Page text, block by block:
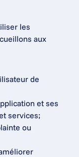
les
aux
de
et ses
services;
ou